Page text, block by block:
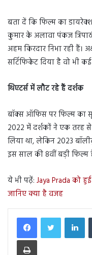
बता दें कि फिल्म का
कुमार के अलावा पंकज
अहम किरदार निभा रही हैं।
सर्टिफिकेट दिया है वो भी
थिएटर्समें लौट रहे हैं दर्शक
बॉक्स ऑफिस पर फिल्म का
2022 में दर्शकों ने एक तरह
लिया था, लेकिन 2023
इस साल की 8वीं बड़ी फिल्म
ये भी पढ़ें: Jaya Prada को
जानिए क्या है वजह
Print